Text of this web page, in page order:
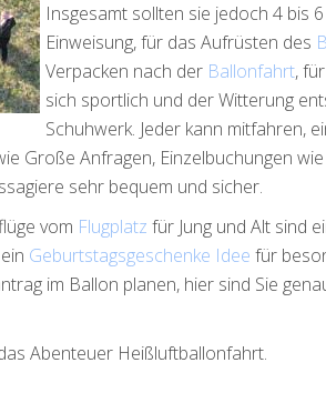
Insgesamt sollten sie jedoch 4 bis
Einweisung, für das Aufrüsten des
Verpacken nach der Ballonfahrt,
sich sportlich und der Witterung
Schuhwerk. Jeder kann mitfahren,
Große Anfragen, Einzelbuchungen
sehr bequem und sicher.
vom Flugplatz für Jung und Alt sind
Geburtstagsgeschenke Idee für
im Ballon planen, hier sind Sie
Abenteuer Heißluftballonfahrt.